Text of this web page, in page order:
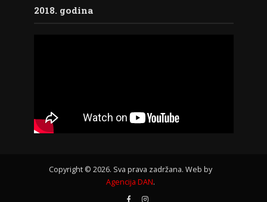
2018. godina
Copyright © 2026. Sva prava zadržana. Web by
Agencija DAN.